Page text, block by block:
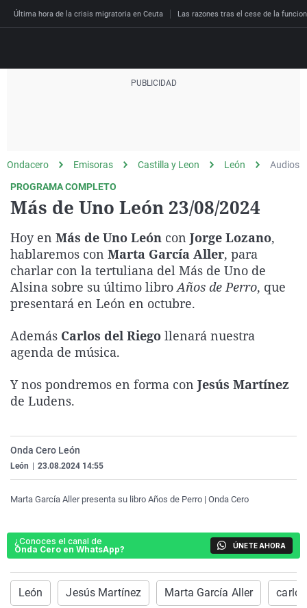
Última hora de la crisis migratoria en Ceuta Las razones tras el cese de la
Julia en la onda
Radioestadio
Radioestadio noche
El colegio invisible
Gente viajera
Expedientes del más
Invisibles
Prohibido morirse
Esto no ha pasado
Retornados
Operación Viuda
Baleares
Cataluña
Comunidad de Madrid
Comunitat Valenciana
Galicia
Navarra
Economía
Deportes
Tenis
El tiempo
Más noticias
Salud
Ciencia y Tecnología
Gastronomía
Medio ambiente
Televisión
Ondacero Emisoras Castilla y Leon León
Audios
PROGRAMA COMPLETO
Más de Uno León 23/08/2024
Hoy en Más de Uno León con Jorge Lozano,
hablaremos con Marta García Aller, para
charlar con la tertuliana del Más de Uno de
Alsina sobre su último libroAños de Perro, que
presentará en León en octubre.
Además Carlos del Riego llenará nuestra
agenda de música.
Y nos pondremos en forma con Jesús Martínez
de Ludens.
Onda Cero León
León 23.08.2024 14:55
Marta García Aller presenta su libro Años de Perro | Onda Cero
¿Conoces el canal de
Onda Cero en WhatsApp?
ÚNETE AHORA
León Jesús Martínez Marta García Aller